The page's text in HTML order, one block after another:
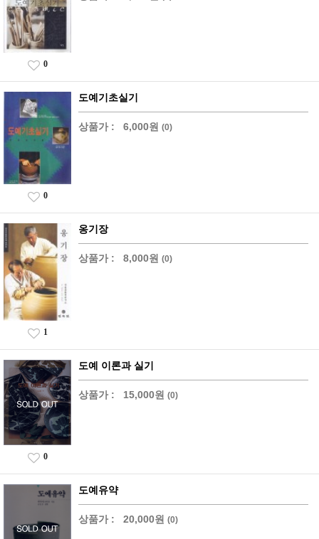
0
도예기초실기
상품가 : 6,000원 (0)
0
옹기장
상품가 : 8,000원 (0)
1
도예 이론과 실기
상품가 : 15,000원 (0)
0
도예유약
상품가 : 20,000원 (0)